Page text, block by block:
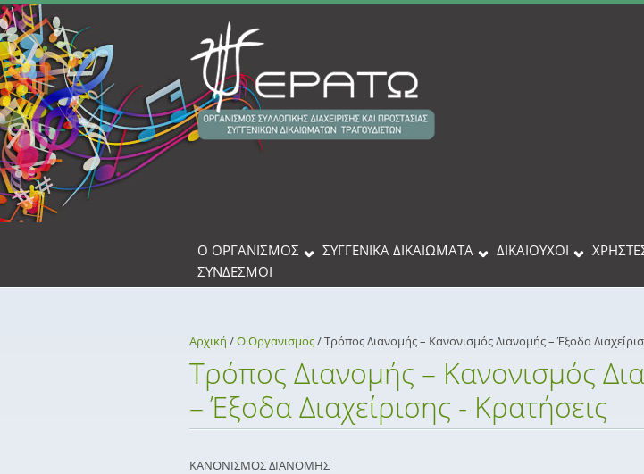
Παράκαμψη προς το κυρίως περιεχόμενο
Ο ΟΡΓΑΝΙΣΜΟΣ ΣΥΓΓΕΝΙΚΆ ΔΙΚΑΙΩΜΑΤΑ ΔΙΚΑΙΟΥΧΟΙ
ΣΎΝΔΕΣΜΟΙ
Αρχική /Ο Οργανισμος/Τρόπος Διανομής – Κανονισμός Διανομής – Έξοδα
Τρόπος Διανομής – Κανονισμός
– Έξοδα Διαχείρισης - Κρατήσεις
ΚΑΝΟΝΙΣΜΟΣ ΔΙΑΝΟΜΗΣ